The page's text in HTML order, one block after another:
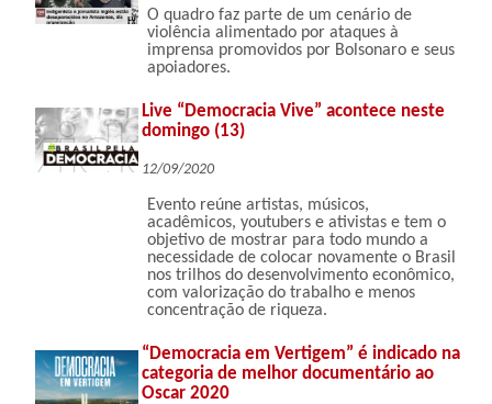
O quadro faz parte de um cenário de
violência alimentado por ataques à
imprensa promovidos por Bolsonaro e seus
apoiadores.
Live “Democracia Vive” acontece neste
domingo (13)
12/09/2020
Evento reúne artistas, músicos,
acadêmicos, youtubers e ativistas e tem o
objetivo de mostrar para todo mundo a
necessidade de colocar novamente o Brasil
nos trilhos do desenvolvimento econômico,
com valorização do trabalho e menos
concentração de riqueza.
“Democracia em Vertigem” é indicado na
categoria de melhor documentário ao
Oscar 2020